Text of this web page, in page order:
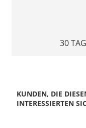
30
KUNDEN, DIE
INTERESSIERTEN